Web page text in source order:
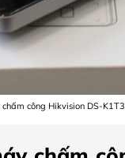
chấm công Hikvision DS-